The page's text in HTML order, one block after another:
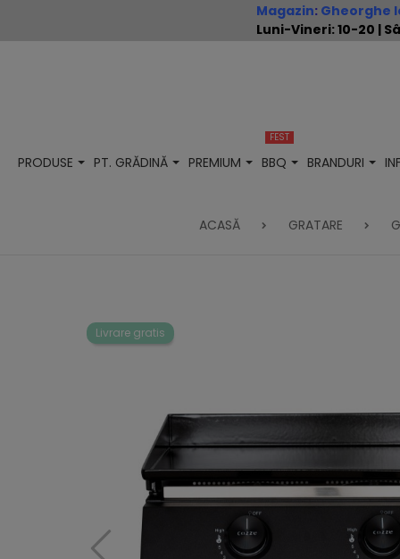
Magazin: Gheorghe
Luni-Vineri: 10-20 |
PRODUSE PT. GRĂDINĂ PREMIUM BBQ
FEST
BRANDURI
ACASĂ GRATARE
Livrare gratis